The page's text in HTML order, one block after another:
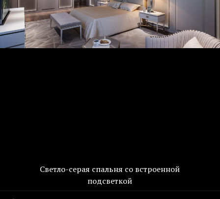
Светло-серая спальня со встроенной
подсветкой